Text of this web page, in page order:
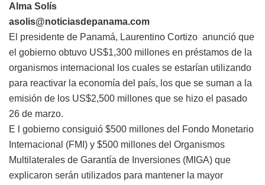
Alma Solís
asolis@noticiasdepanama.com
El presidente de Panamá, Laurentino Cortizo anunció que
el gobierno obtuvo US$1,300 millones en préstamos de la
organismos internacional los cuales se estarían utilizando
para reactivar la economía del país, los que se suman a la
emisión de los US$2,500 millones que se hizo el pasado
26 de marzo.
E l gobierno consiguió $500 millones del Fondo Monetario
Internacional (FMI) y $500 millones del Organismos
Multilaterales de Garantía de Inversiones (MIGA) que
explicaron serán utilizados para mantener la mayor